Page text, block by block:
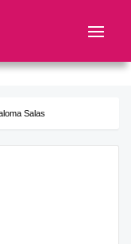
Salas